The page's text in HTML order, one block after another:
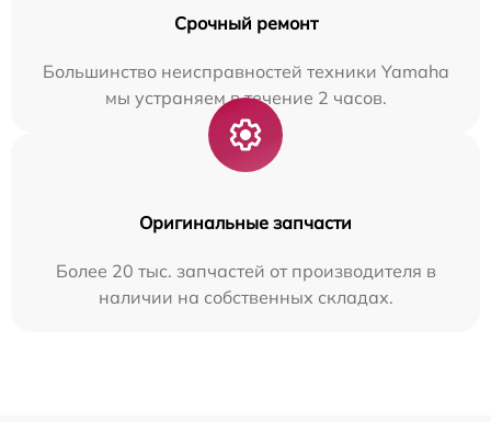
Срочный ремонт
Большинство неисправностей техники Yamaha
мы устраняем в течение 2 часов.
Оригинальные запчасти
Более 20 тыс. запчастей от производителя в
наличии на собственных складах.